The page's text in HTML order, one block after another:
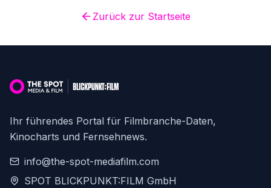
Zurück zur Startseite
Ihr führendes Portal für Filmbranche-Daten,
Kinocharts und Fernsehnews.
info@the-spot-mediafilm.com
SPOT BLICKPUNKT:FILM GmbH